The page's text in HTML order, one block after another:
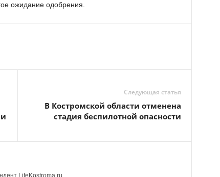
ожидание одобрения.
Следующая статья
В Костромской области отменена
стадия беспилотной опасности
LifeKostroma.ru